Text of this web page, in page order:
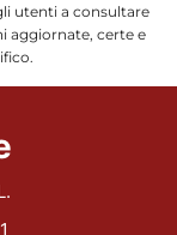
utenti a consultare
aggiornate, certe e